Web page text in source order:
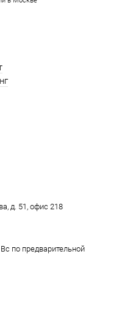
по предварительной
д. 51, офис 218​​